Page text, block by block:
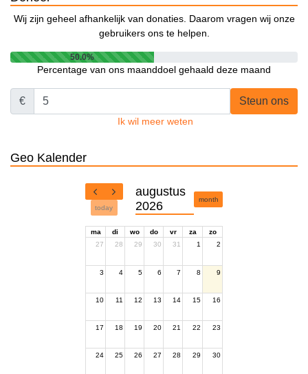
Wij zijn geheel afhankelijk van donaties. Daarom vragen wij onze
gebruikers ons te helpen.
50.0%
Percentage van ons maanddoel gehaald deze maand
€ Steun ons
Ik wil meer weten
Geo Kalender
today
augustus
2026
month
ma di wo do vr za
zo
27
28 29 30 31 1 2
3 4 5 6 7 8 9
10 11 12 13 14 15 16
17 18 19 20 21 22 23
24 25 26 27 28 29 30